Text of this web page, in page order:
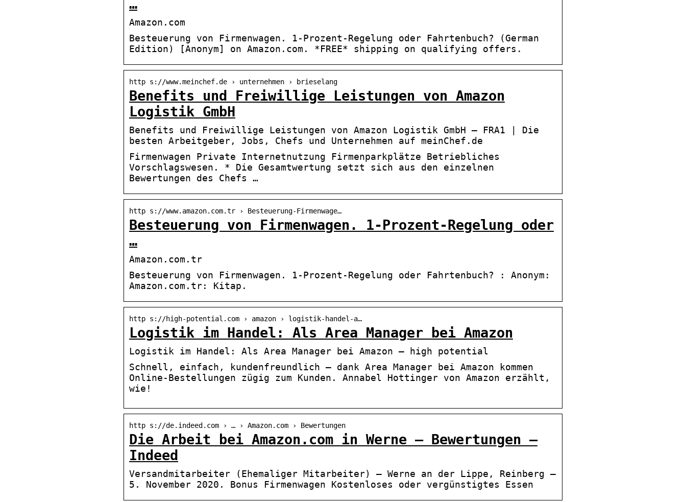
…
Amazon.com
Besteuerung von Firmenwagen. 1-Prozent-Regelung oder Fahrtenbuch? (German
Edition) [Anonym] on Amazon.com. *FREE* shipping on qualifying offers.
http s://www.meinchef.de › unternehmen › brieselang
Benefits und Freiwillige Leistungen von Amazon
Logistik GmbH
Benefits und Freiwillige Leistungen von Amazon Logistik GmbH – FRA1 | Die
besten Arbeitgeber, Jobs, Chefs und Unternehmen auf meinChef.de
Firmenwagen Private Internetnutzung Firmenparkplätze Betriebliches
Vorschlagswesen. * Die Gesamtwertung setzt sich aus den einzelnen
Bewertungen des Chefs …
http s://www.amazon.com.tr › Besteuerung-Firmenwage…
Besteuerung von Firmenwagen. 1-Prozent-Regelung oder
…
Amazon.com.tr
Besteuerung von Firmenwagen. 1-Prozent-Regelung oder Fahrtenbuch? : Anonym:
Amazon.com.tr: Kitap.
http s://high-potential.com › amazon › logistik-handel-a…
Logistik im Handel: Als Area Manager bei Amazon
Logistik im Handel: Als Area Manager bei Amazon – high potential
Schnell, einfach, kundenfreundlich – dank Area Manager bei Amazon kommen
Online-Bestellungen zügig zum Kunden. Annabel Hottinger von Amazon erzählt,
wie!
http s://de.indeed.com › … › Amazon.com › Bewertungen
Die Arbeit bei Amazon.com in Werne – Bewertungen –
Indeed
Versandmitarbeiter (Ehemaliger Mitarbeiter) – Werne an der Lippe, Reinberg –
5. November 2020. Bonus Firmenwagen Kostenloses oder vergünstigtes Essen